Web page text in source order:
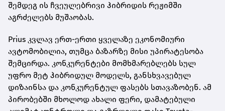
შემდეგ ის ჩვეულებრივი ჰიბრიდის რეჟიმში
აგრძელებს მუშაობას.
Prius კვლავ ერთ-ერთი ყველაზე ეკონომიური
ავტომობილია, თუმცა ბაზარზე მისი უპირატესობა
შემცირდა. კონკურენტები მომხმარებლებს სულ
უფრო მეტ ჰიბრიდულ მოდელს, განსხვავებულ
დიზაინსა და კონკურენტულ ფასებს სთავაზობენ. ამ
პირობებში მხოლოდ ახალი ფერი, დამატებული